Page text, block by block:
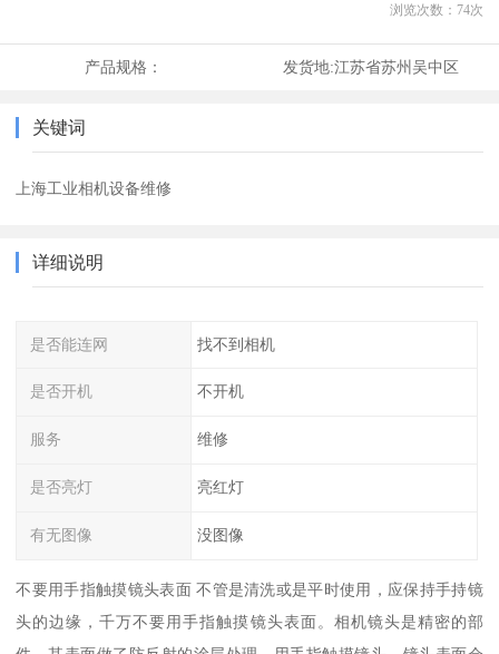
浏览次数： 74次
产品规格： 发货地:江苏省苏州吴中区
关键词
上海工业相机设备维修
详细说明
是否能连网 找不到相机
是否开机 不开机
服务 维修
是否亮灯 亮红灯
有无图像 没图像
不要用手指触摸镜头表面 不管是清洗或是平时使用，应保持手持镜
头的边缘，千万不要用手指触摸镜头表面。相机镜头是精密的部